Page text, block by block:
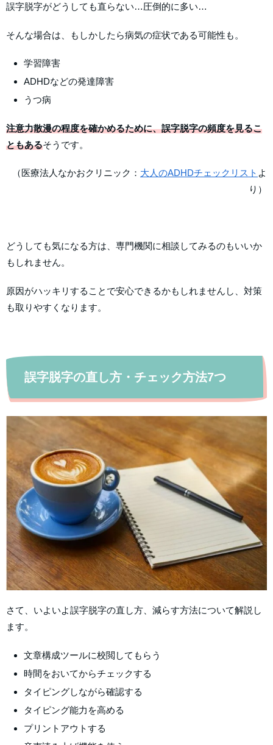
誤字脱字がどうしても直らない…圧倒的に多い…
そんな場合は、もしかしたら病気の症状である可能性も。
学習障害
ADHDなどの発達障害
うつ病
注意力散漫の程度を確かめるために、誤字脱字の頻度を見るこ
ともあるそうです。
（医療法人なかおクリニック： 大人のADHDチェックリスト よ
り）
どうしても気になる方は、専門機関に相談してみるのもいいか
もしれません。
原因がハッキリすることで安心できるかもしれませんし、対策
も取りやすくなります。
誤字脱字の直し方・チェック方法7つ
さて、いよいよ誤字脱字の直し方、減らす方法について解説し
ます。
文章構成ツールに校閲してもらう
時間をおいてからチェックする
タイピングしながら確認する
タイピング能力を高める
プリントアウトする